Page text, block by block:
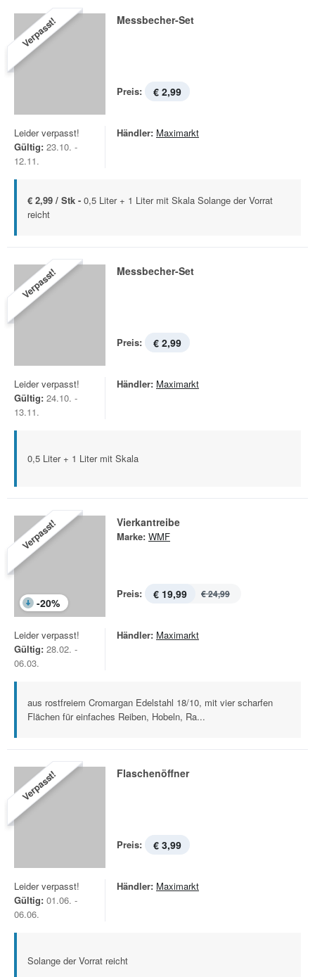
Verpasst! Messbecher-Set
Preis: € 2,99
Leider verpasst!
Gültig: 23.10. -
12.11.
Händler: Maximarkt
€ 2,99 / Stk - 0,5 Liter + 1 Liter mit Skala Solange der Vorrat
reicht
Verpasst! Messbecher-Set
Preis: € 2,99
Leider verpasst!
Gültig: 24.10. -
13.11.
Händler: Maximarkt
0,5 Liter + 1 Liter mit Skala
Verpasst!
-20%
Vierkantreibe
Marke: WMF
Preis: € 19,99 € 24,99
Leider verpasst!
Gültig: 28.02. -
06.03.
Händler: Maximarkt
aus rostfreiem Cromargan Edelstahl 18/10, mit vier scharfen
Flächen für einfaches Reiben, Hobeln, Ra...
Verpasst! Flaschenöffner
Preis: € 3,99
Leider verpasst!
Gültig: 01.06. -
06.06.
Händler: Maximarkt
Solange der Vorrat reicht